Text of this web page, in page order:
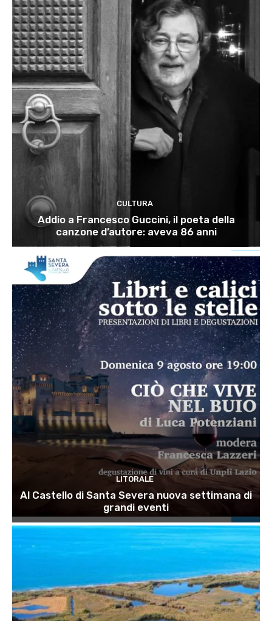
CULTURA
Addio a Francesco Guccini, il poeta della
canzone d’autore: aveva 86 anni
LITORALE
Al Castello di Santa Severa nuova settimana di
grandi eventi